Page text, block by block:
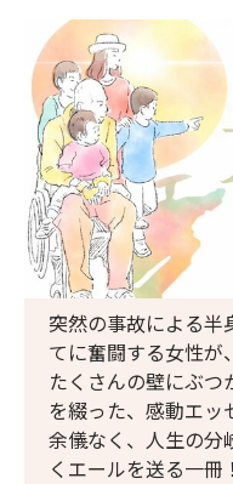
突然の事故による半
てに奮闘する女性が、
たくさんの壁にぶつ
を綴った、感動エッ
余儀なく、人生の分
くエールを送る一冊！